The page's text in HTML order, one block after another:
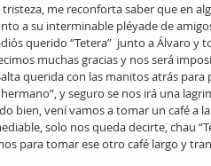
tristeza, me reconforta saber que en
a su interminable pléyade de
querido “Tetera”  junto a Álvaro
muchas gracias y nos será
querida con las manitos atrás
y seguro se nos irá una
bien, vení vamos a tomar un café a
solo nos queda decirte, chau
para tomar ese otro café largo y